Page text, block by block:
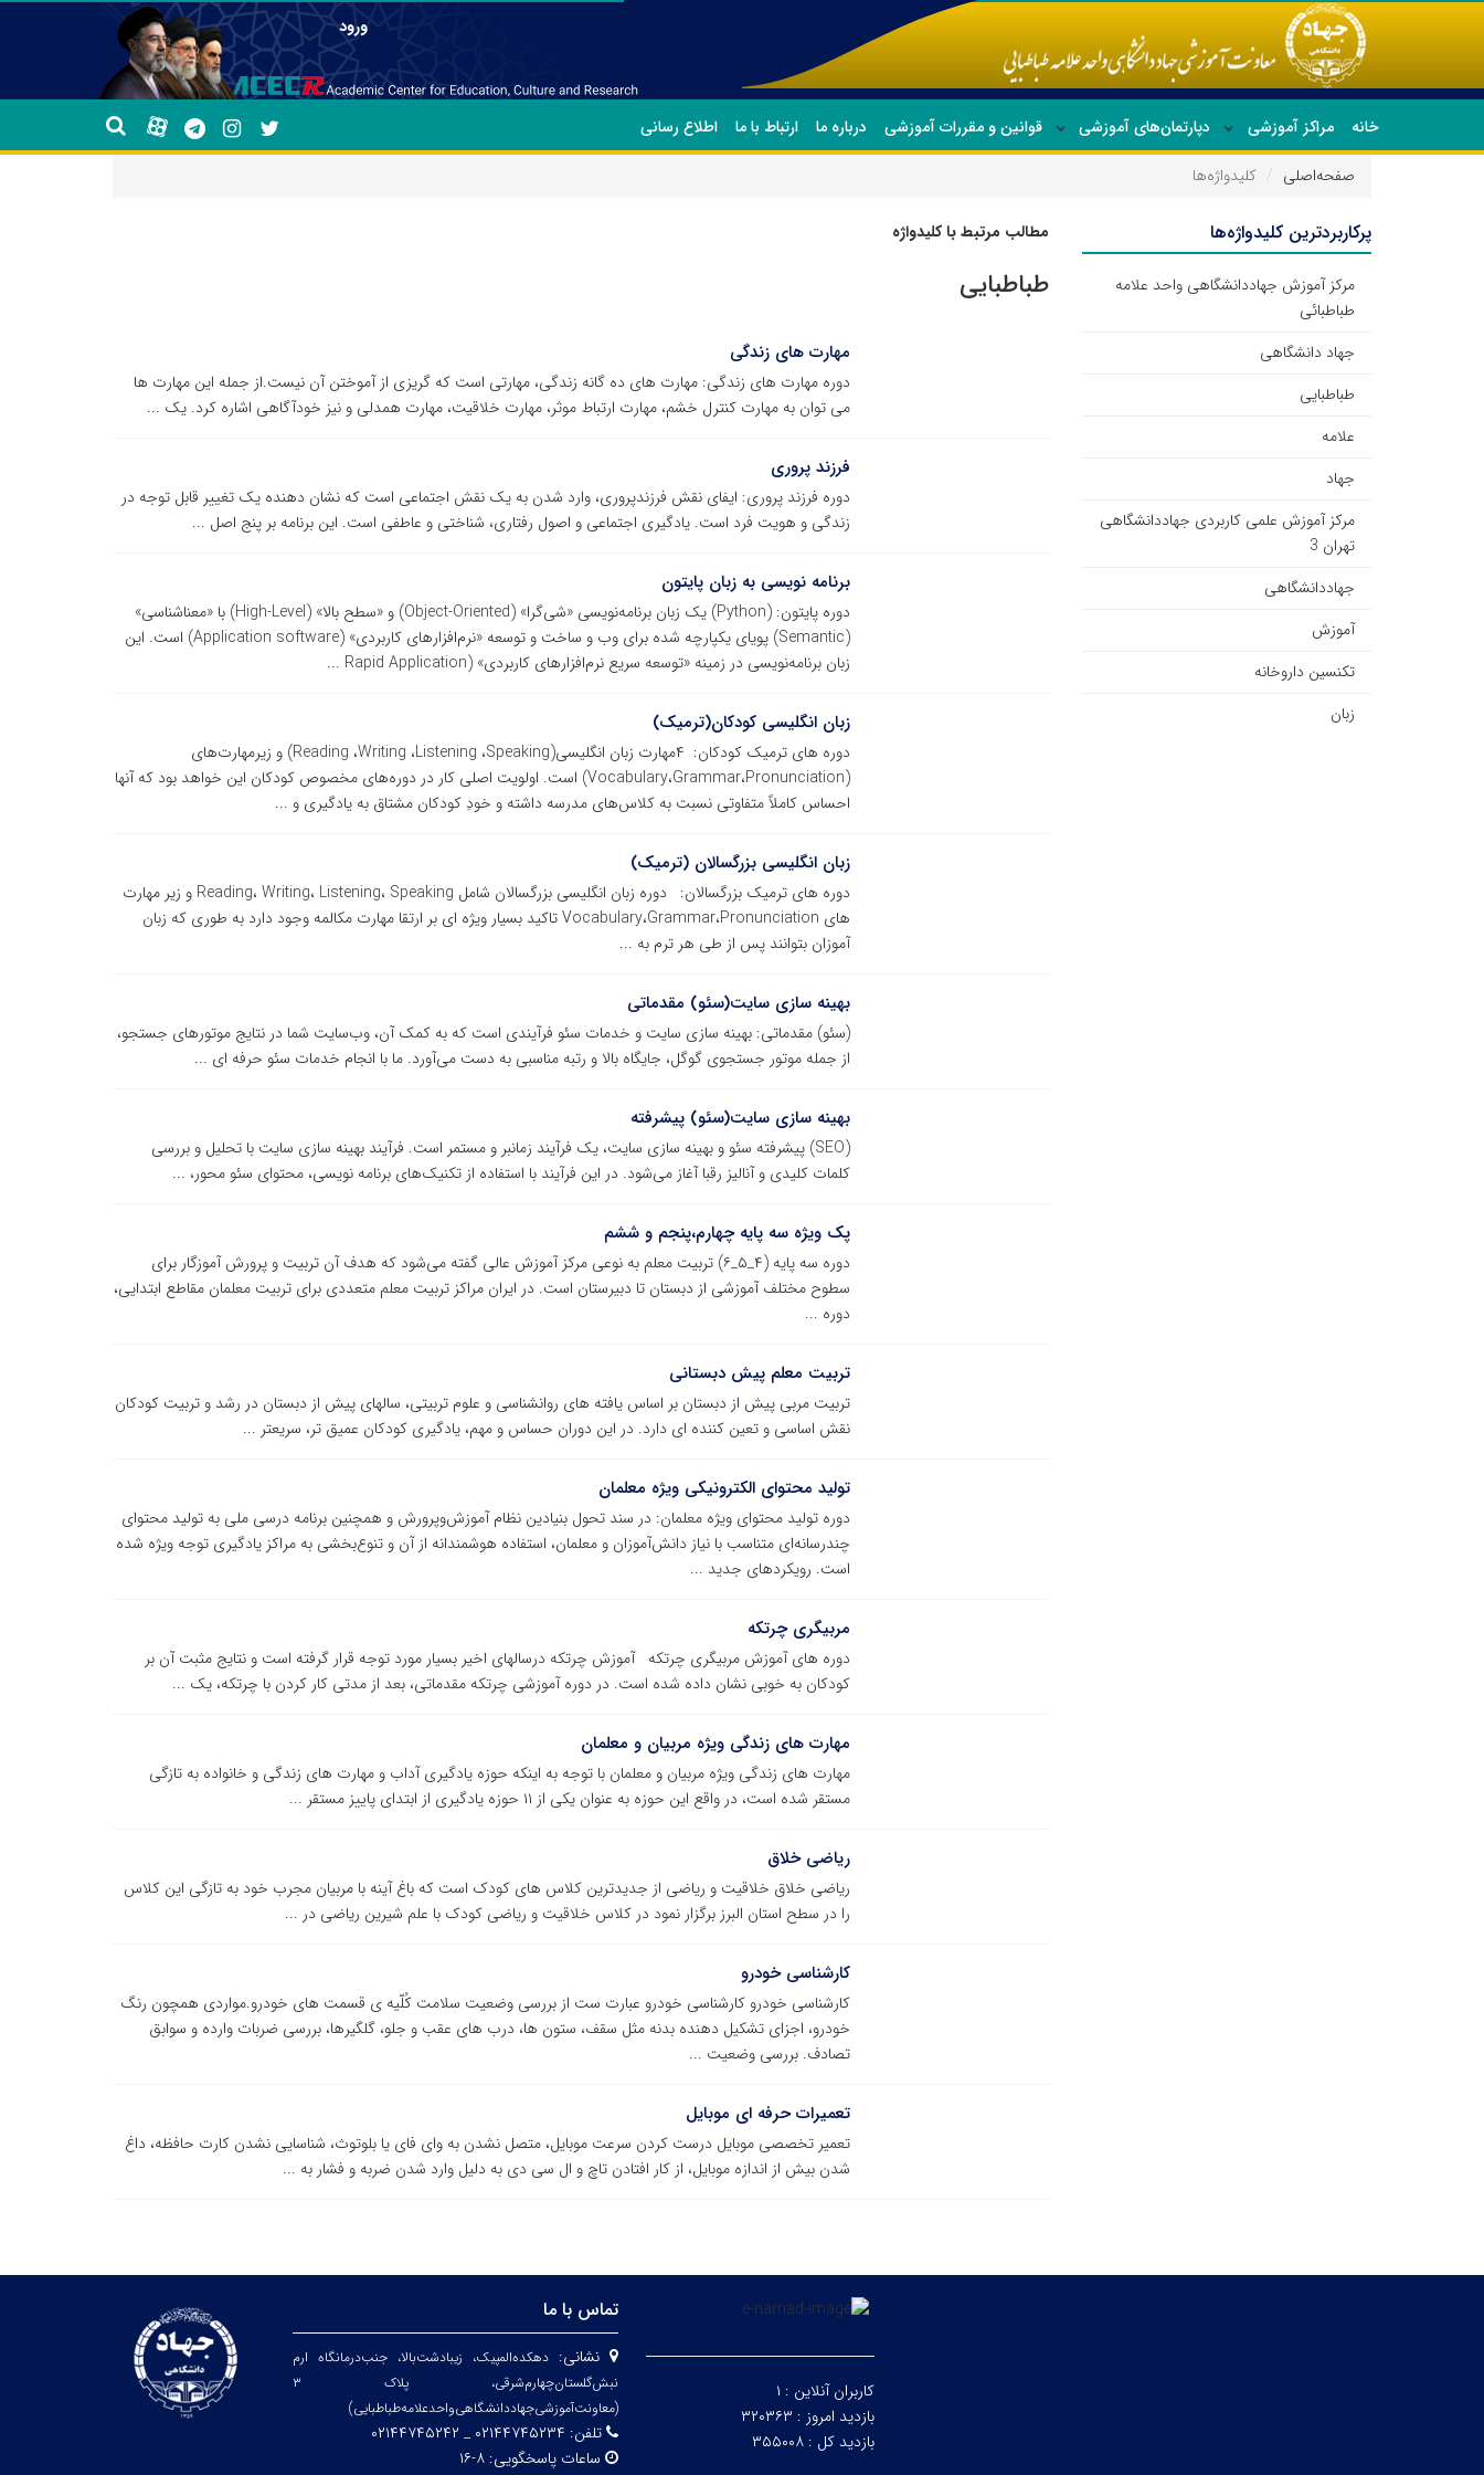
ورود
خانه مراکز آموزشی دپارتمان‌های آموزشی قوانین و مقررات آموزشی درباره ما ارتباط با ما
اطلاع رسانی
صفحه‌اصلی
کلیدواژه‌ها
مطالب مرتبط با کلیدواژه
طباطبایی
مهارت های زندگی
دوره مهارت های زندگی: مهارت های ده گانه زندگی، مهارتی است که گریزی از آموختن آن نیست.از جمله این مهارت ها
می توان به مهارت کنترل خشم، مهارت ارتباط موثر، مهارت خلاقیت، مهارت همدلی و نیز خودآگاهی اشاره کرد. یک ...
فرزند پروری
دوره فرزند پروری: ایفای نقش فرزندپروری، وارد شدن به یک نقش اجتماعی است که نشان دهنده یک تغییر قابل توجه در
زندگی و هویت فرد است. یادگیری اجتماعی و اصول رفتاری، شناختی و عاطفی است. این برنامه بر پنج اصل ...
برنامه نویسی به زبان پایتون
دوره پایتون: (Python) یک زبان برنامه‌نویسی «شی‌گرا» (Object-Oriented) و «سطح بالا» (High-Level) با «معناشناسی»
(Semantic) پویای یکپارچه شده برای وب و ساخت و توسعه «نرم‌افزارهای کاربردی» (Application software) است. این
زبان برنامه‌نویسی در زمینه «توسعه سریع نرم‌افزارهای کاربردی» (Rapid Application ...
زبان انگلیسی کودکان(ترمیک)
‌‌‌‌‌‌‌دوره های ترمیک کودکان: ‌‌‌ ۴مهارت زبان انگلیسی(Reading ،Writing ،Listening ،Speaking) و زیرمهارت‌های
(Vocabulary،Grammar،Pronunciation) است. اولویت اصلی کار در دوره‌های مخصوص کودکان این خواهد بود که آنها
احساس کاملاً متفاوتی نسبت به کلاس‌های مدرسه داشته و خودِ کودکان مشتاق به یادگیری و ...
زبان انگلیسی بزرگسالان (ترمیک)
‌‌‌‌‌‌‌دوره های ترمیک بزرگسالان: دوره زبان انگلیسی بزرگسالان شامل Reading، Writing، Listening، Speaking و زیر مهارت
های Vocabulary،Grammar،Pronunciation تاکید بسیار ویژه ای بر ارتقا مهارت مکالمه وجود دارد به طوری که زبان
آموزان بتوانند پس از طی هر ترم به ...
بهینه سازی سایت(سئو) مقدماتی
(سئو) مقدماتی: بهینه سازی سایت و خدمات سئو فرآیندی است که به کمک آن، وب‌سایت شما در نتایج موتورهای جستجو،
از جمله موتور جستجوی گوگل، جایگاه بالا و رتبه مناسبی به دست می‌آورد. ما با انجام خدمات سئو حرفه ای ...
بهینه سازی سایت(سئو) پیشرفته
(SEO) پیشرفته سئو و بهینه سازی سایت، یک فرآیند زمانبر و مستمر است. فرآیند بهینه سازی سایت با تحلیل و بررسی
کلمات کلیدی و آنالیز رقبا آغاز می‌شود. در این فرآیند با استفاده از تکنیک‌های برنامه نویسی، محتوای سئو محور، ...
پک ویژه سه پایه چهارم،پنجم و ششم
دوره سه پایه (۴_۵_۶) تربیت معلم به نوعی مرکز آموزش عالی گفته می‌شود که هدف آن تربیت و پرورش آموزگار برای
سطوح مختلف آموزشی از دبستان تا دبیرستان است. در ایران مراکز تربیت معلم متعددی برای تربیت معلمان مقاطع ابتدایی،
دوره ...
تربیت معلم پیش دبستانی
تربیت مربی پیش از دبستان بر اساس یافته های روانشناسی و علوم تربیتی، سالهای پیش از دبستان در رشد و تربیت کودکان
نقش اساسی و تعین کننده ای دارد. در این دوران حساس و مهم، یادگیری کودکان عمیق تر، سریعتر ...
تولید محتوای الکترونیکی ویژه معلمان
دوره تولید محتوای ویژه معلمان: در سند تحول بنیادین نظام آموزش‌وپرورش و همچنین برنامه درسی ملی به تولید محتوای
چندرسانه‌ای متناسب با نیاز دانش‌آموزان و معلمان، استفاده هوشمندانه از آن و تنوع‌بخشی به مراکز یادگیری توجه ویژه شده
است. رویکردهای جدید ...
مربیگری چرتکه
دوره های آموزش مربیگری چرتکه آموزش چرتکه درسالهای اخیر بسیار مورد توجه قرار گرفته است و نتایج مثبت آن بر
کودکان به خوبی نشان داده شده است. در دوره آموزشی چرتکه مقدماتی، بعد از مدتی کار کردن با چرتکه، یک ...
مهارت های زندگی ویژه مربیان و معلمان
مهارت های زندگی ویژه مربیان و معلمان با توجه به اینکه حوزه یادگیری آداب و مهارت های زندگی و خانواده به تازگی
مستقر شده است، در واقع این حوزه به عنوان یکی از ۱۱ حوزه یادگیری از ابتدای پاییز مستقر ...
ریاضی خلاق
ریاضی خلاق خلاقیت و ریاضی از جدیدترین کلاس های کودک است که باغ آینه با مربیان مجرب خود به تازگی این کلاس
را در سطح استان البرز برگزار نمود در کلاس خلاقیت و ریاضی کودک با علم شیرین ریاضی در ...
کارشناسی خودرو
کارشناسی خودرو کارشناسی خودرو عبارت ست از بررسی وضعیت سلامت کُلّیه ی قسمت های خودرو.مواردی همچون رنگ
خودرو، اجزای تشکیل دهنده بدنه مثل سقف، ستون ها، درب های عقب و جلو، گلگیرها، بررسی ضربات وارده و سوابق
تصادف. بررسی وضعیت ...
تعمیرات حرفه ای موبایل
تعمیر تخصصی موبایل درست کردن سرعت موبایل، متصل نشدن به وای فای یا بلوتوث، شناسایی نشدن کارت حافظه، داغ
شدن بیش از اندازه موبایل، از کار افتادن تاچ و ال سی دی به دلیل وارد شدن ضربه و فشار به ...
پرکاربردترین کلیدواژه‌ها
مرکز آموزش جهاددانشگاهی واحد علامه
طباطبائی
جهاد دانشگاهی
طباطبایی
علامه
جهاد
مرکز آموزش علمی کاربردی جهاددانشگاهی
تهران 3
جهاددانشگاهی
آموزش
تکنسین داروخانه
زبان
کاربران آنلاین : ۱
بازدید امروز : ۳۲۰۳۶۳
بازدید کل : ۳۵۵۰۰۸
تماس با ما
نشانی:دهکده‌المپیک، زیبا‌دشت‌بالا، جنب‌درمانگاه ارم
نبش‌گلستان‌چهارم‌شرقی، پلاک ۳
(معاونت‌آموزشی‌جهاد‌دانشگاهی‌واحد‌علامه‌طباطبایی)
تلفن: ۰۲۱۴۴۷۴۵۲۳۴ _ ۰۲۱۴۴۷۴۵۲۴۲
ساعات پاسخگویی:۸-۱۶